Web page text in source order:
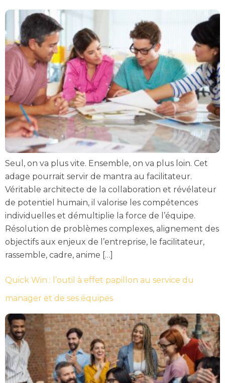
Seul, on va plus vite. Ensemble, on va plus loin. Cet
adage pourrait servir de mantra au facilitateur.
Véritable architecte de la collaboration et révélateur
de potentiel humain, il valorise les compétences
individuelles et démultiplie la force de l’équipe.
Résolution de problèmes complexes, alignement des
objectifs aux enjeux de l’entreprise, le facilitateur,
rassemble, cadre, anime […]
Quick Win : l’outil à effet papillon au service du
manager et de ses équipes